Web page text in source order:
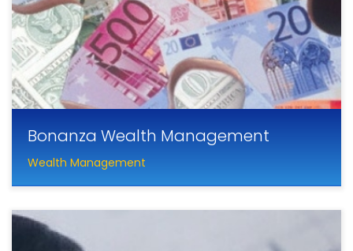
Bonanza Wealth Management
Wealth Management